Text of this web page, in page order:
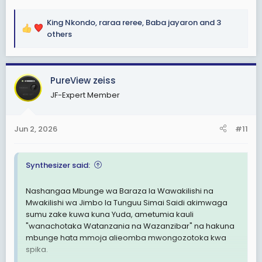
R
a
c
t
i
o
s
King Nkondo, raraa reree, Baba jayaron and 3
others
PureView zeiss
JF-Expert Member
Jun 2, 2026 #11
Synthesizer said:
Nashangaa Mbunge wa Baraza la Wawakilishi na
Mwakilishi wa Jimbo la Tunguu Simai Saidi akimwaga
sumu zake kuwa kuna Yuda, ametumia kauli
"wanachotaka Watanzania na Wazanzibar" na hakuna
mbunge hata mmoja alieomba mwongozotoka kwa
spika.